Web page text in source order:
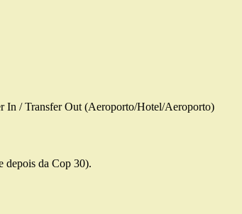
In / Transfer Out (Aeroporto/Hotel/Aeroporto)
depois da Cop 30).